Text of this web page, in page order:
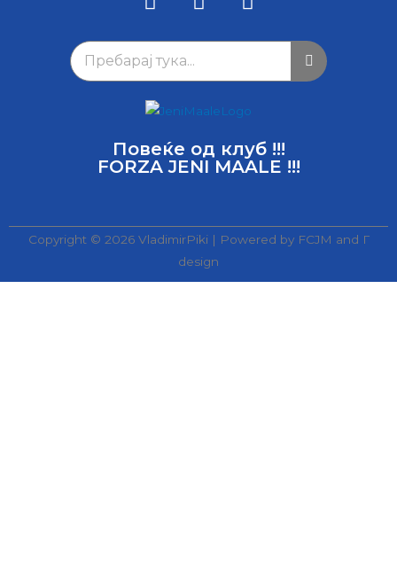
Повеќе од клуб !!!
FORZA JENI MAALE !!!
Copyright © 2026 VladimirPiki | Powered by FCJM and Г
design